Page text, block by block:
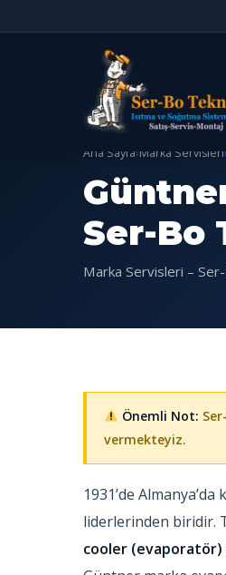
Ana Sayfa›Marka Servisleri›
Ser-Bo
Marka Servisleri –
Önemli Not:
vermekteyiz.
1931’de
liderlerinden biridir.
cooler (evaporatör)